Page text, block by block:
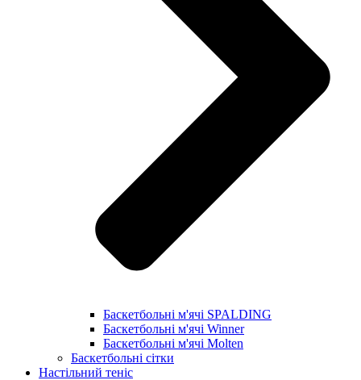
Баскетбольні м'ячі SPALDING
Баскетбольні м'ячі Winner
Баскетбольні м'ячі Molten
Баскетбольні сітки
Настільний теніс